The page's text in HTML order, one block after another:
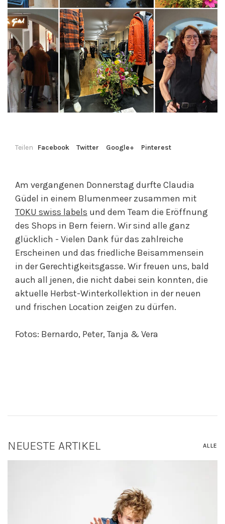
Teilen Facebook Twitter Google+ Pinterest
Am vergangenen Donnerstag durfte Claudia
Güdel in einem Blumenmeer zusammen mit
TOKU swiss labels und dem Team die Eröffnung
des Shops in Bern feiern. Wir sind alle ganz
glücklich - Vielen Dank für das zahlreiche
Erscheinen und das friedliche Beisammensein
in der Gerechtigkeitsgasse. Wir freuen uns, bald
auch all jenen, die nicht dabei sein konnten, die
aktuelle Herbst-Winterkollektion in der neuen
und frischen Location zeigen zu dürfen. ⁣⁣
Fotos: Bernardo, Peter, Tanja & Vera⁣
NEUESTE ARTIKEL ALLE